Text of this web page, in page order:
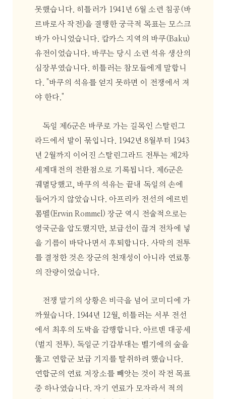
못했습니다. 히틀러가 1941년 6월 소련 침공(바
르바로사 작전)을 결행한 궁극적 목표는 모스크
바가 아니었습니다. 캅카스 지역의 바쿠(Baku)
유전이었습니다. 바쿠는 당시 소련 석유 생산의
심장부였습니다. 히틀러는 참모들에게 말합니
다. "바쿠의 석유를 얻지 못하면 이 전쟁에서 져
야 한다."
독일 제6군은 바쿠로 가는 길목인 스탈린그
라드에서 발이 묶입니다. 1942년 8월부터 1943
년 2월까지 이어진 스탈린그라드 전투는 제2차
세계대전의 전환점으로 기록됩니다. 제6군은
궤멸당했고, 바쿠의 석유는 끝내 독일의 손에
들어가지 않았습니다. 아프리카 전선의 에르빈
롬멜(Erwin Rommel) 장군 역시 전술적으로는
영국군을 압도했지만, 보급선이 끊겨 전차에 넣
을 기름이 바닥나면서 후퇴합니다. 사막의 전투
를 결정한 것은 장군의 천재성이 아니라 연료통
의 잔량이었습니다.
전쟁 말기의 상황은 비극을 넘어 코미디에 가
까웠습니다. 1944년 12월, 히틀러는 서부 전선
에서 최후의 도박을 감행합니다. 아르덴 대공세
(벌지 전투). 독일군 기갑부대는 벨기에의 숲을
뚫고 연합군 보급 기지를 탈취하려 했습니다.
연합군의 연료 저장소를 빼앗는 것이 작전 목표
중 하나였습니다. 자기 연료가 모자라서 적의